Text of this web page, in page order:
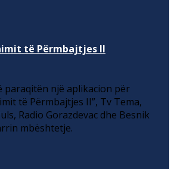
të Përmbajtjes II
paraqitën një aplikacion për
të Përmbajtjes II”, Tv Tema,
Radio Gorazdevac dhe Besnik
mbështetje.